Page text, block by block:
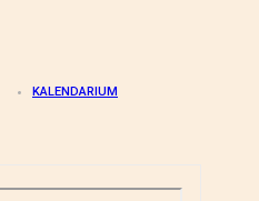
KALENDARIUM